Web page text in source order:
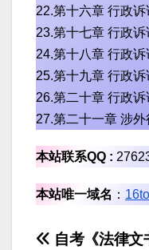
22.第十六章 行政
23.第十七章 行政
24.第十八章 行政
25.第十九章 行政
26.第二十章 行政
27.第二十一章 涉
本站联系QQ :
本站唯一域名 ：
自考《法律文